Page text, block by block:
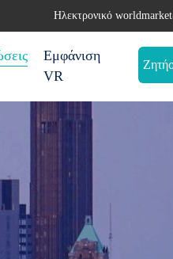
Ηλεκτρονικό
Εμφάνιση
VR